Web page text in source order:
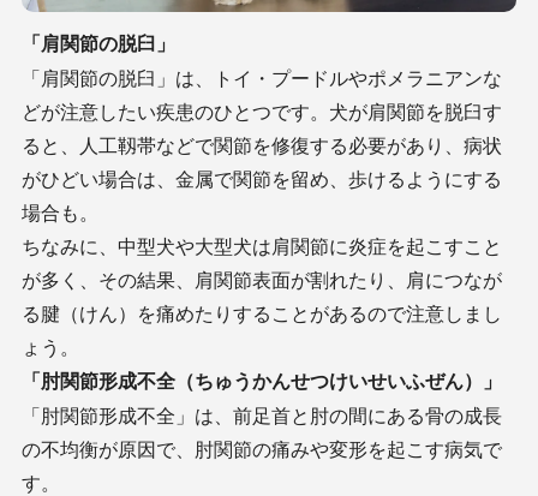
「肩関節の脱臼」
「肩関節の脱臼」は、トイ・プードルやポメラニアンな
どが注意したい疾患のひとつです。犬が肩関節を脱臼す
ると、人工靱帯などで関節を修復する必要があり、病状
がひどい場合は、金属で関節を留め、歩けるようにする
場合も。
ちなみに、中型犬や大型犬は肩関節に炎症を起こすこと
が多く、その結果、肩関節表面が割れたり、肩につなが
る腱（けん）を痛めたりすることがあるので注意しまし
ょう。
「肘関節形成不全（ちゅうかんせつけいせいふぜん）」
「肘関節形成不全」は、前足首と肘の間にある骨の成長
の不均衡が原因で、肘関節の痛みや変形を起こす病気で
す。